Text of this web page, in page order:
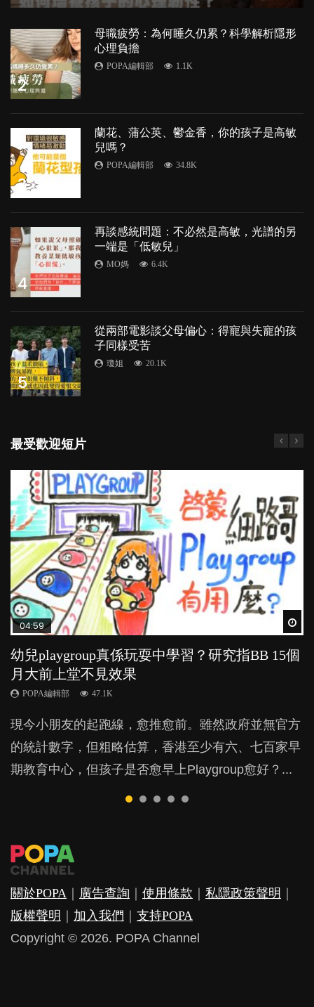
2
母職疲勞：為何睡久仍累？科學解析隱形
心理負擔
POPA編輯部 1.1K
3
蘭花、蒲公英、鬱金香，你的孩子是高敏
兒嗎？
POPA編輯部 34.8K
4
再談感統問題：不必然是高敏，光譜的另
一端是「低敏兒」
MO媽 6.4K
5
從兩部電影談父母偏心：得寵與失寵的孩
子同樣受苦
瓊姐 20.1K
最受歡迎短片
04:59
幼兒playgroup真係玩耍中學習？研究指BB 15個
月大前上堂不見效果
POPA編輯部 47.1K
現今小朋友的起跑線，愈推愈前。雖然政府並無官方
的統計數字，但粗略估算，香港至少有六、七百家早
期教育中心，但孩子是否愈早上Playgroup愈好？...
03:39
幼稚園遊戲課 如何刺激幼兒自發學習取代獎勵
與懲罰？
POPA編輯部 33.1K
由美國學者所創的 tools of the mind 課程，學生以遊
戲方式學習，學術能力和自制能力亦明顯比其他小朋
友優勝，到底這課程有何特別之處？...
03:02
老公患產後憂鬱症對BB的影響
POPA編輯部 15.9K
鬱，影響日常生活，嚴重的甚至會有自殺，或傷害小
朋友的念頭。但為何爸爸患上產後抑鬱往往難以察
覺？...
04:06
全職好？在職好？｜全職媽媽與在職媽媽的壓
力與價值
POPA編輯部 25.8K
許多媽媽心底可能都有一刻掙扎過：究竟全職好，還
是在職好。雖說每個家庭都有自己的獨特狀況和考慮
因素，但原來全職和在職媽媽所養育的子女其實都各
03:41
BB口腔期乜都放入口，父母該制止還是放手？
POPA編輯部 25.5K
成吮手指的習慣，大個就很難戒，但原來一刀切阻止
他們放東西入口，隨時會影響孩子的身心發展？...
關於POPA ｜ 廣告查詢 ｜ 使用條款 ｜ 私隱政策聲明 ｜
版權聲明 ｜ 加入我們 ｜ 支持POPA
Copyright © 2026. POPA Channel